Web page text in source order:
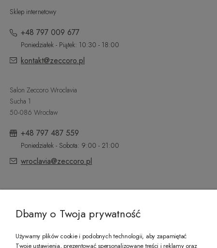
Sklep internetowy
+48 797 009 677
Poniedziałek - Piątek: 10:30 - 18:00
kontakt@zeccoro.pl
Salon Zeccoro Wroclavia
Sucha 1
50-086 Wrocław
+48 797 487 559
Poniedziałek - Sobota: 9:00 - 21:00
wroclavia@zeccoro.pl
Dbamy o Twoja prywatność
Używamy plików cookie i podobnych technologii, aby zapamiętać
Twoje ustawienia, prezentować spersonalizowane treści i reklamy oraz